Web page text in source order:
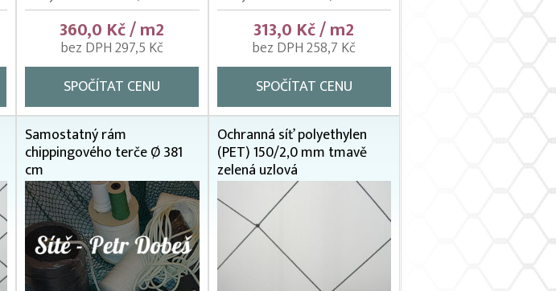
360,0 Kč / m2
bez DPH 297,5 Kč
SPOČÍTAT CENU
313,0 Kč / m2
bez DPH 258,7 Kč
SPOČÍTAT CENU
Samostatný rám
chippingového terče Ø 381
cm
Ochranná síť polyethylen
(PET) 150/2,0 mm tmavě
zelená uzlová